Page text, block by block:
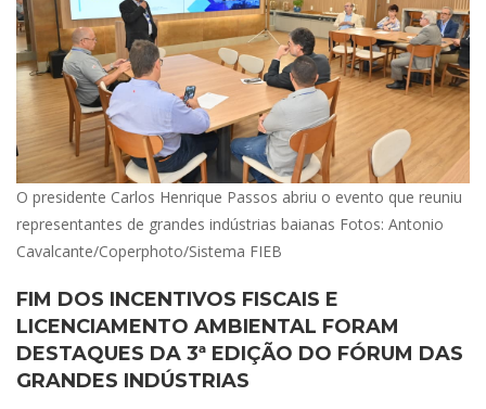
O presidente Carlos Henrique Passos abriu o evento que reuniu
representantes de grandes indústrias baianas Fotos: Antonio
Cavalcante/Coperphoto/Sistema FIEB
FIM DOS INCENTIVOS FISCAIS E
LICENCIAMENTO AMBIENTAL FORAM
DESTAQUES DA 3ª EDIÇÃO DO FÓRUM DAS
GRANDES INDÚSTRIAS